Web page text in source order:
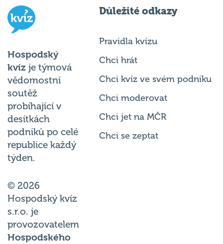
Hospodský
kvíz je týmová
vědomostní
soutěž
probíhající v
desítkách
podniků po celé
republice každý
týden.
© 2026
Hospodský kvíz
s.r.o. je
provozovatelem
Hospodského
Důležité odkazy
Pravidla kvízu
Chci hrát
Chci kvíz ve svém podniku
Chci moderovat
Chci jet na MČR
Chci se zeptat